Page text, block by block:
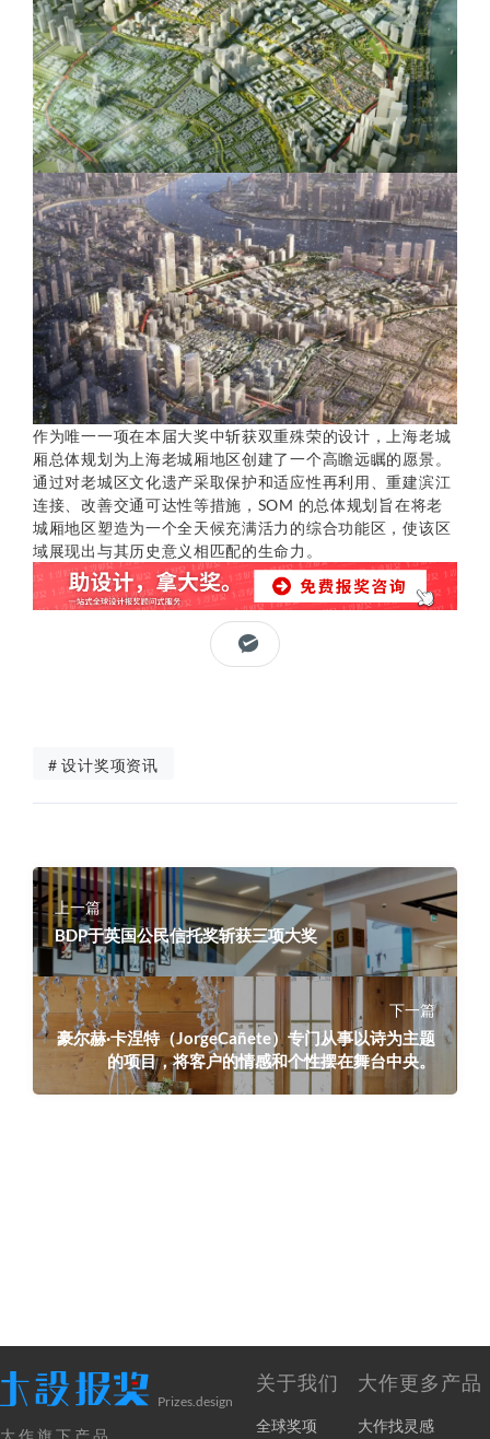
作为唯一一项在本届大奖中斩获双重殊荣的设计，上海老城
厢总体规划为上海老城厢地区创建了一个高瞻远瞩的愿景。
通过对老城区文化遗产采取保护和适应性再利用、重建滨江
连接、改善交通可达性等措施，SOM 的总体规划旨在将老
城厢地区塑造为一个全天候充满活力的综合功能区，使该区
域展现出与其历史意义相匹配的生命力。
# 设计奖项资讯
上一篇
BDP于英国公民信托奖斩获三项大奖
下一篇
豪尔赫·卡涅特（JorgeCañete）专门从事以诗为主题
的项目，将客户的情感和个性摆在舞台中央。
Prizes.design
大作旗下产品
关于我们
全球奖项
大作更多产品
大作找灵感